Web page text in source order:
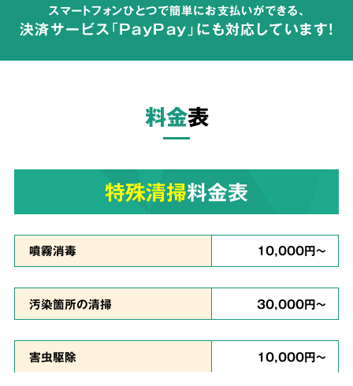
が広がらないよう配慮して体液や汚物の汚れを
ご依頼者様の気持ちに
対応
真心を
込めて対応
私たちは、
ご依頼者様のお気持ちに寄り添い、
スマートフォンひとつで簡単にお支払いができる、
決済サービス「PayPay」にも対応しています!
料金表
特殊清掃料金表
噴霧消毒 10,000円～
汚染箇所の清掃 30,000円～
害虫駆除 10,000円～